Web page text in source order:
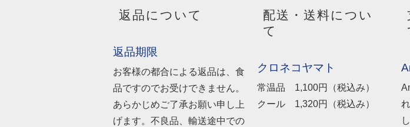
返品について
返品期限
お客様の都合による返品は、食
品ですのでお受けできません。
あらかじめご了承お願い申し上
げます。不良品、輸送途中での
配送・送料につい
て
クロネコヤマト
常温品 1,100円（税込み）
クール 1,320円（税込み）